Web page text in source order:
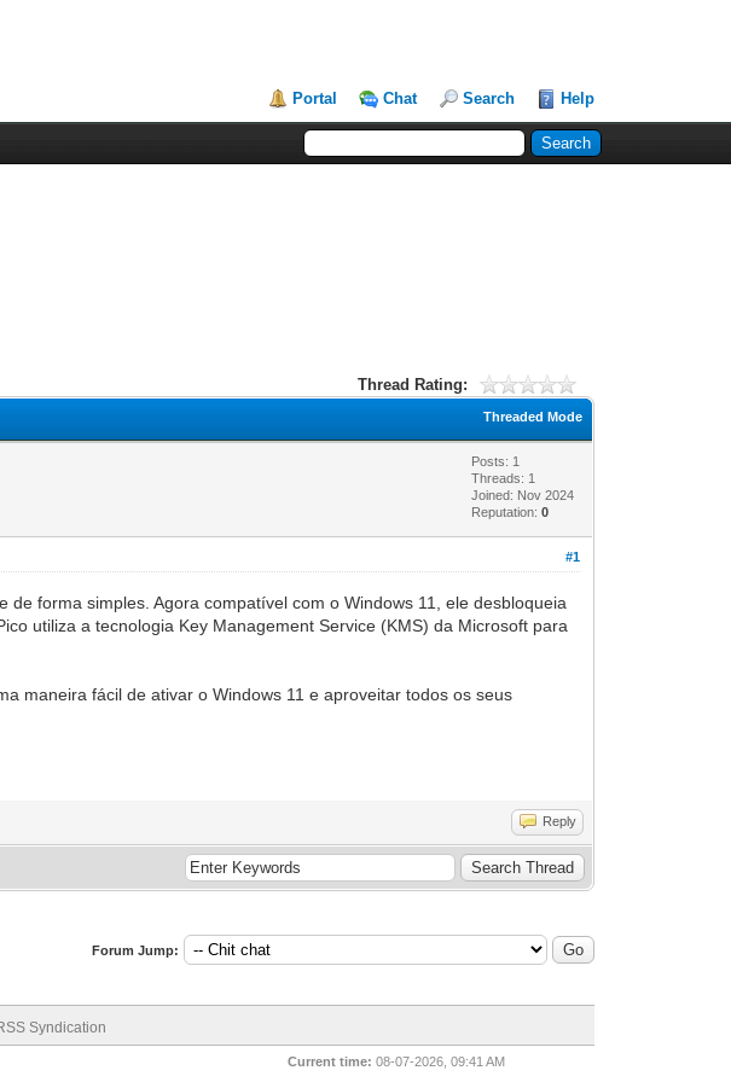
Portal Chat Search Help
Thread Rating:
Threaded Mode
Posts: 1
Threads: 1
Joined: Nov 2024
Reputation:0
#1
forma simples. Agora compatível com o Windows 11, ele desbloqueia
utiliza a tecnologia Key Management Service (KMS) da Microsoft para
maneira fácil de ativar o Windows 11 e aproveitar todos os seus
Reply
Forum Jump:
Syndication
Current time: 08-07-2026, 09:41 AM